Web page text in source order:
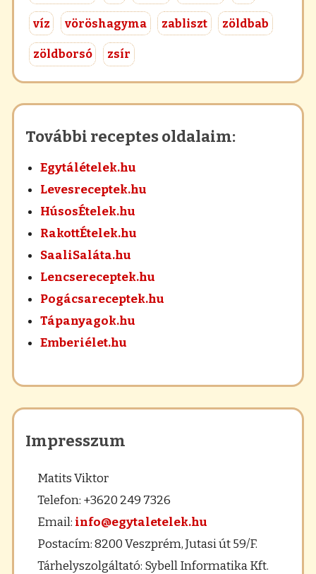
víz vöröshagyma zabliszt zöldbab
zöldborsó zsír
További receptes oldalaim:
Egytálételek.hu
Levesreceptek.hu
HúsosÉtelek.hu
RakottÉtelek.hu
SaaliSaláta.hu
Lencsereceptek.hu
Pogácsareceptek.hu
Tápanyagok.hu
Emberiélet.hu
Impresszum
Matits Viktor
Telefon: +3620 249 7326
Email: info@egytaletelek.hu
Postacím: 8200 Veszprém, Jutasi út 59/F.
Tárhelyszolgáltató: Sybell Informatika Kft.